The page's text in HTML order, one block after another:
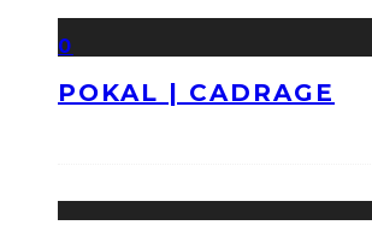
0
POKAL | CADRAGE